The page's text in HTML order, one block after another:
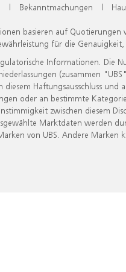
| Bekanntmachungen |
basieren auf
für die
Informationen. Die
(zusammen
Haftungsausschluss
oder an bestimmte
zwischen diesem
Marktdaten werden
von UBS. Andere Marken